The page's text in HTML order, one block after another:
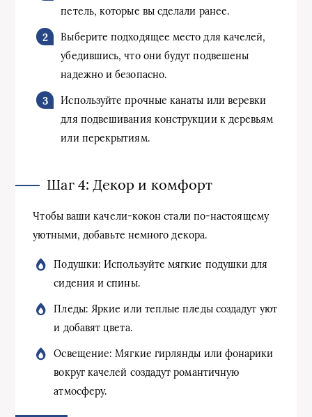
петель, которые вы сделали ранее.
Выберите подходящее место для качелей,
убедившись, что они будут подвешены
надежно и безопасно.
Используйте прочные канаты или веревки
для подвешивания конструкции к деревьям
или перекрытиям.
Шаг 4: Декор и комфорт
Чтобы ваши качели-кокон стали по-настоящему
уютными, добавьте немного декора.
Подушки: Используйте мягкие подушки для
сидения и спины.
Пледы: Яркие или теплые пледы создадут уют
и добавят цвета.
Освещение: Мягкие гирлянды или фонарики
вокруг качелей создадут романтичную
атмосферу.